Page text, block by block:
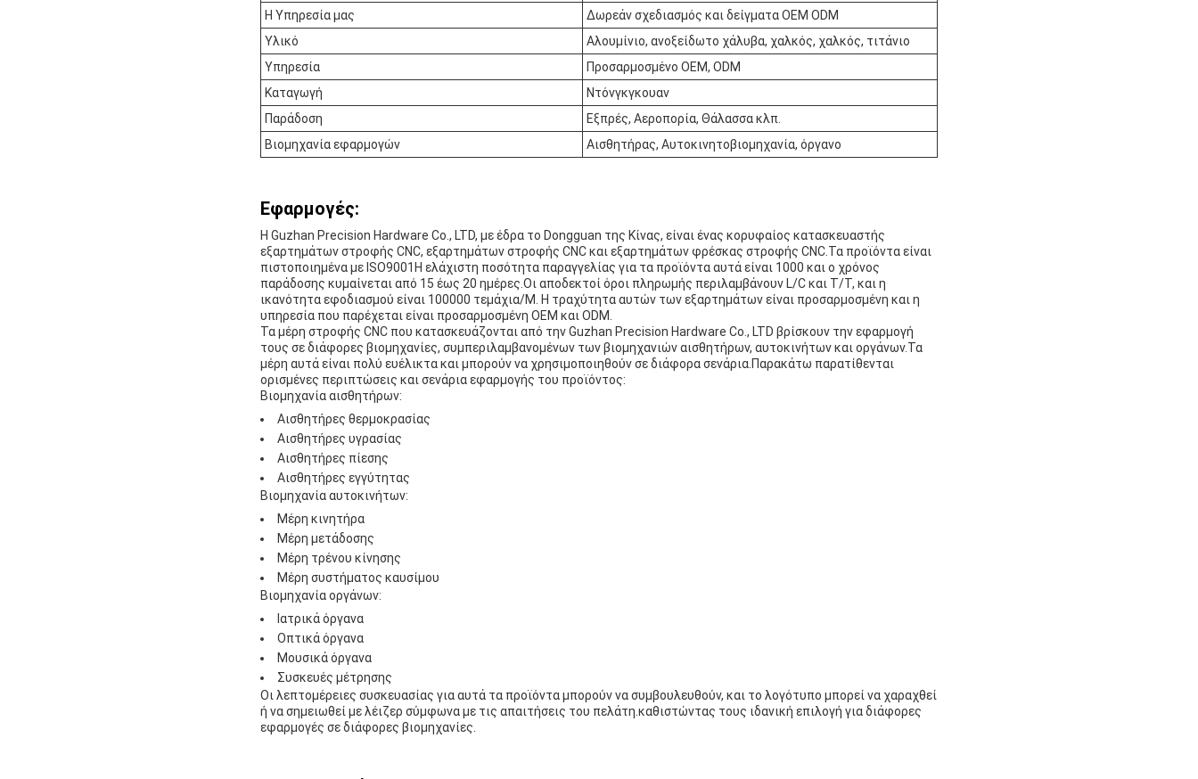
Η Υπηρεσία μας
Δωρεάν σχεδιασμός και δείγματα OEM ODM
Υλικό
Αλουμίνιο, ανοξείδωτο χάλυβα, χαλκός, χαλκός, τιτάνιο
Υπηρεσία
Προσαρμοσμένο OEM, ODM
Καταγωγή
Ντόνγκγκουαν
Παράδοση
Εξπρές, Αεροπορία, Θάλασσα κλπ.
Βιομηχανία εφαρμογών
Αισθητήρας, Αυτοκινητοβιομηχανία, όργανο
Εφαρμογές:
Η Guzhan Precision Hardware Co., LTD, με έδρα το Dongguan της Κίνας, είναι ένας κορυφαίος κατασκευαστής
εξαρτημάτων στροφής CNC, εξαρτημάτων στροφής CNC και εξαρτημάτων φρέσκας στροφής CNC.Τα προϊόντα είναι
πιστοποιημένα με ISO9001Η ελάχιστη ποσότητα παραγγελίας για τα προϊόντα αυτά είναι 1000 και ο χρόνος
παράδοσης κυμαίνεται από 15 έως 20 ημέρες.Οι αποδεκτοί όροι πληρωμής περιλαμβάνουν L/C και T/T, και η
ικανότητα εφοδιασμού είναι 100000 τεμάχια/Μ. Η τραχύτητα αυτών των εξαρτημάτων είναι προσαρμοσμένη και η
υπηρεσία που παρέχεται είναι προσαρμοσμένη OEM και ODM.
Τα μέρη στροφής CNC που κατασκευάζονται από την Guzhan Precision Hardware Co., LTD βρίσκουν την εφαρμογή
τους σε διάφορες βιομηχανίες, συμπεριλαμβανομένων των βιομηχανιών αισθητήρων, αυτοκινήτων και οργάνων.Τα
μέρη αυτά είναι πολύ ευέλικτα και μπορούν να χρησιμοποιηθούν σε διάφορα σενάρια.Παρακάτω παρατίθενται
ορισμένες περιπτώσεις και σενάρια εφαρμογής του προϊόντος:
Βιομηχανία αισθητήρων:
Αισθητήρες θερμοκρασίας
Αισθητήρες υγρασίας
Αισθητήρες πίεσης
Αισθητήρες εγγύτητας
Βιομηχανία αυτοκινήτων:
Μέρη κινητήρα
Μέρη μετάδοσης
Μέρη τρένου κίνησης
Μέρη συστήματος καυσίμου
Βιομηχανία οργάνων:
Ιατρικά όργανα
Οπτικά όργανα
Μουσικά όργανα
Συσκευές μέτρησης
Οι λεπτομέρειες συσκευασίας για αυτά τα προϊόντα μπορούν να συμβουλευθούν, και το λογότυπο μπορεί να χαραχθεί
ή να σημειωθεί με λέιζερ σύμφωνα με τις απαιτήσεις του πελάτη.καθιστώντας τους ιδανική επιλογή για διάφορες
εφαρμογές σε διάφορες βιομηχανίες.